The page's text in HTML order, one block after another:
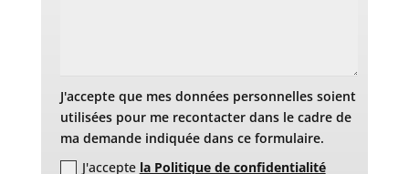
J'accepte que mes données personnelles soient
utilisées pour me recontacter dans le cadre de
ma demande indiquée dans ce formulaire.
J'accepte la Politique de confidentialité